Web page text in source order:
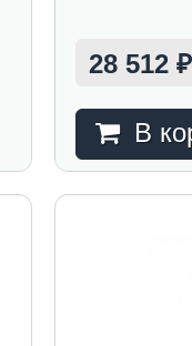
28 512₽
В